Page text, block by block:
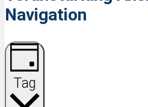
Navigation
Tag